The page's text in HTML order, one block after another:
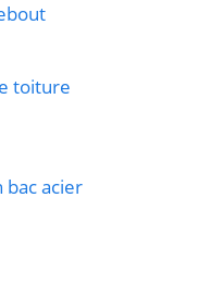
toiture
bac acier